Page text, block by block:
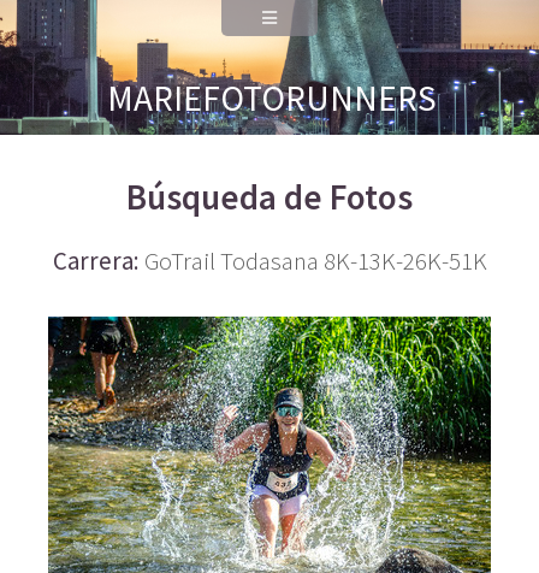
MARIEFOTORUNNERS
Búsqueda de Fotos
Carrera: GoTrail Todasana 8K-13K-26K-51K